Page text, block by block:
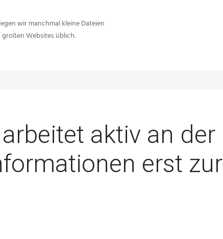
aktiv an der
erst zur
wir manchmal kleine Dateien
Websites üblich.